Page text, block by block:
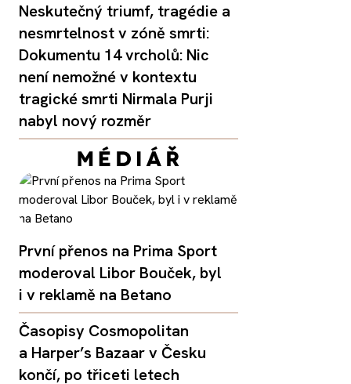
Neskutečný triumf, tragédie a
nesmrtelnost v zóně smrti:
Dokumentu 14 vrcholů: Nic
není nemožné v kontextu
tragické smrti Nirmala Purji
nabyl nový rozměr
První přenos na Prima Sport
moderoval Libor Bouček, byl
i v reklamě na Betano
Časopisy Cosmopolitan
a Harper’s Bazaar v Česku
končí, po třiceti letech